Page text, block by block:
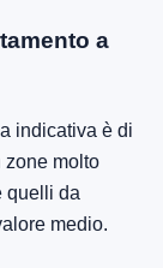
a
indicativa è di
zone molto
quelli da
medio.